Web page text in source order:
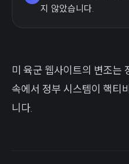
지 않았습니다.
미 육군 웹사이트의 변조는
속에서 정부 시스템이 핵티
니다.